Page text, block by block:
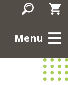
Menu